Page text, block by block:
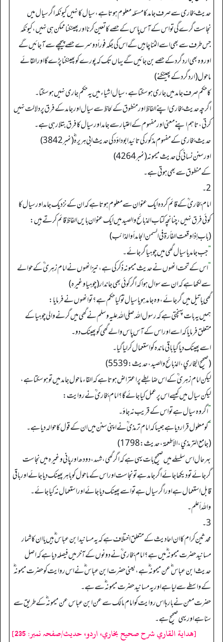
حدیث بخاری سے صرف جامد کا مسئلہ معلوم ہوتا ہے، سیال کا نہیں کیونکہ اگر سیال میں
نجاست گرے گی تو اس کے آس پاس کے حصے کا تعین کرنا اور پھینکنا ممکن ہی نہیں، کیونکہ
جس طرف سے بھی اسے الٹنا چاہیں گے اس کی جگہ فوراً دوسرے حصے پیچھے سے آجائیں گے
اور وہ بھی اردگرد کے حصے بن جائیں گے یہاں تک کہ پورے کو پھینکنا پڑے گا اور القائے
ماحول (اردگرد کے پھینکنے)
کا حکم صرف جامد میں جاری ہو سکتا ہے، سیال اشیاء میں یہ حکم جاری نہیں ہوسکتا۔
اگرچہ حدیث بخاری اپنے الفاظ اور منطوق کے لحاظ سے سیال اور جامد کے فرق پر دلالت نہیں
کرتی، تاہم اپنے معنی اور مفہوم کے اعتبار سے جامد اور سیال کا فرق بتلارہی ہے۔
حدیث بخاری کے مفہوم مذکور کی تائید ابوداؤد کی حدیث ابی ہریرہ ؓ (نمبر3842)
اور سنن نسائی کی حدیث میمونہ (نمبر 4264)
کے منطوق سے بھی ہوتی ہے۔
2۔
امام بخاری ؒ کے قائم کردہ ایک عنوان سے معلوم ہوتا ہے کہ ان کے نزدیک جامد اورسیال کا
کوئی فرق نہیں، چنانچہ کتاب الذبائح والصید میں ایک عنوان بایں الفاظ قائم کرتے ہیں:
(باب إذا وقعت الفأرة في السمن الجامد أو الذائب)
”جب جامد یا سیال گھی میں چوہیا گرجائے۔
“اس کے تحت انھوں نے حدیث میمونہ ذکر کی ہے، نیز انھوں نے امام زہری ؒ کے حوالے
سے لکھا ہے کہ ان سے سوال ہواکہ اگر کوئی بھی جاندار(چوہیا وغیرہ)
گھی یاتیل میں گرجائے، وہ جامد ہو یا سیال تو کیا حکم ہے؟ تو انھوں نے فرمایا:
ہمیں یہ بات پہنچتی ہے کہ رسول اللہ صلی اللہ علیہ وسلم نے گھی میں گرنے والی چوہیا کے
متعلق فرمایا کہ اسے اور اس کے آس پاس والے گھی کو پھینک دو۔
اسے پھینک دیا گیا باقی ماندہ کو استعمال کرلیا گیا۔
(صحیح البخاري، الذبائح والصید، حدیث: 5539)
لیکن امام زہری ؒ کے اس ضابطے پر اعتراض ہوتا ہے کہ القاء ماحول جامد میں تو ہوسکتا ہے،
لیکن سیال میں کیسے اس پر عمل کیا جائے گا؟ امام بخاری ؒ نے روایت:
”اگر وہ سیال ہے تو اس کے قریب نہ جاؤ۔
“کو معلول قراردیا ہے جیسا کہ امام ترمذی ؒ نے اپنی سنن میں ان کے قول کا حوالہ دیا ہے۔
(جامع الترمذي، الأطعمة، حدیث: 1798)
بہرحال اس سلسلے میں صحیح بات یہی ہے کہ ا گرگھی، شہد، دودھ اور پانی وغیرہ میں نجاست
گرجائے تو دیکھا جائے اگرجامد ہے تونجاست اور اس کے ماحول کو باہر پھینک دیا جائے اور باقی
قابل استعمال ہے اور اگرسیال ہے تو اسے پھینک دیا جائے اور استعمال نہ کیاجائے۔
واللہ أعلم۔
3۔
محدثین کرام کا ان احادیث کے متعلق اختلاف ہے کہ یہ مسانید ابن عباس ؓ ہیں یا ان کا شمار
مسانید حضرت میمونہ ؓ میں ہے؟ امام بخاری ؒ نے دونوں کے آخر میں فیصلہ دیا ہے کہ اصل
حدیث ابن عباس ؓ عن میمونہ ؓ ہے، یعنی حضرت ابن عباس ؓ نے اس روایت کو حضرت میمونہ ؓ
کے واسطے سے لیا ہے اور یہ مسانید حضرت میمونہ ؓ سے ہے۔
حضرت معن نے بارہا اس روایت کو امام مالک سے عن ابن عباس عن میمونہ ؓ کے طریق سے
سنا ہے اور یہی صحیح ہے۔
[هداية القاري شرح صحيح بخاري، اردو، حدیث/صفحہ نمبر: 235]